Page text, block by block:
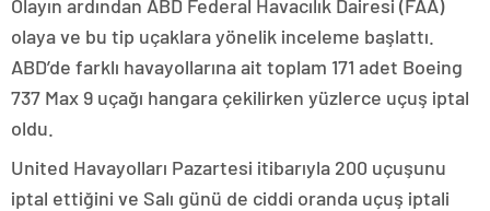
Olayın ardından ABD Federal Havacılık Dairesi (FAA)
olaya ve bu tip uçaklara yönelik inceleme başlattı.
ABD’de farklı havayollarına ait toplam 171 adet Boeing
737 Max 9 uçağı hangara çekilirken yüzlerce uçuş iptal
oldu.
United Havayolları Pazartesi itibarıyla 200 uçuşunu
iptal ettiğini ve Salı günü de ciddi oranda uçuş iptali